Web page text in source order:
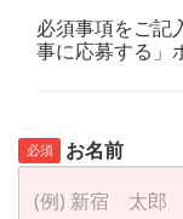
必須事項をご記
事に応募する」
必須 お名前